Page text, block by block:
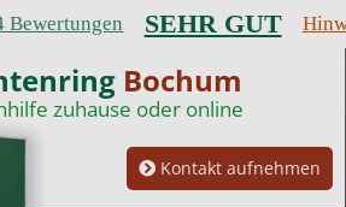
Bewertungen SEHR GUT
Bochum
zuhause oder online
Kontakt aufnehmen